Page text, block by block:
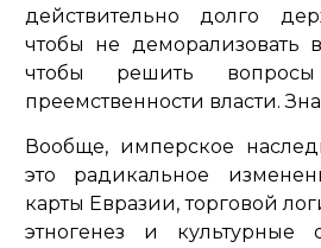
действительно долго
чтобы не деморализовать
чтобы решить
преемственности власти.
Вообще, имперское
это радикальное
карты Евразии, торговой
этногенез и